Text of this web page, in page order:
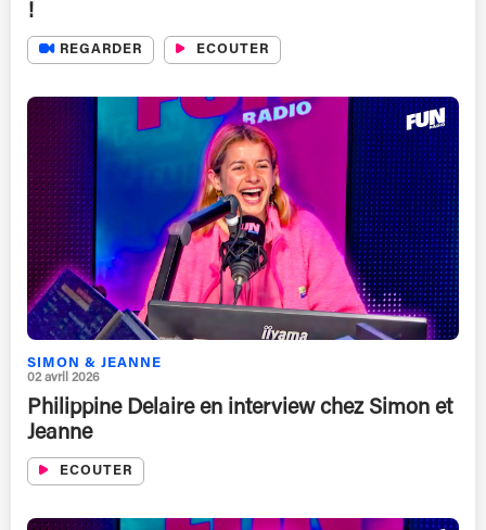
!
REGARDER ECOUTER
SIMON & JEANNE
02 avril 2026
Philippine Delaire en interview chez Simon et
Jeanne
ECOUTER